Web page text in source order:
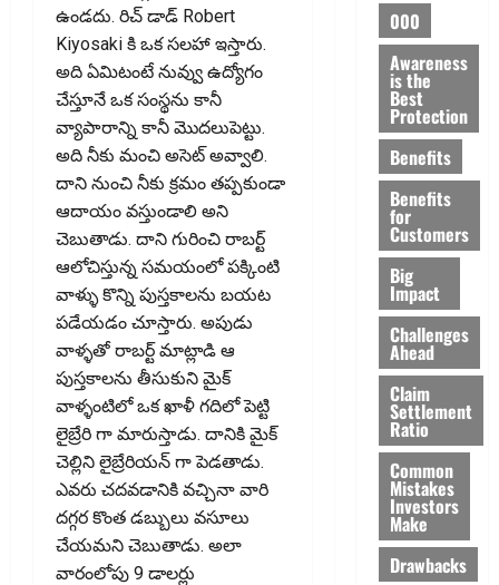
ఉండదు. రిచ్ డాడ్ Robert
Kiyosaki కి ఒక సలహా ఇస్తారు.
అది ఏమిటంటే నువ్వు ఉద్యోగం
చేస్తూనే ఒక సంస్థను కానీ
వ్యాపారాన్ని కానీ మొదలుపెట్టు.
అది నీకు మంచి అసెట్ అవ్వాలి.
దాని నుంచి నీకు క్రమం తప్పకుండా
ఆదాయం వస్తుండాలి అని
చెబుతాడు. దాని గురించి రాబర్ట్
ఆలోచిస్తున్న సమయంలో పక్కింటి
వాళ్ళు కొన్ని పుస్తకాలను బయట
పడేయడం చూస్తారు. అపుడు
వాళ్ళతో రాబర్ట్ మాట్లాడి ఆ
పుస్తకాలను తీసుకుని మైక్
వాళ్ళంటిలో ఒక ఖాళీ గదిలో పెట్టి
లైబ్రేరి గా మారుస్తాడు. దానికి మైక్
చెల్లిని లైబ్రేరియన్ గా పెడతాడు.
ఎవరు చదవడానికి వచ్చినా వారి
దగ్గర కొంత డబ్బులు వసూలు
చేయమని చెబుతాడు. అలా
వారంలోపు 9 డాలర్లు
000
Awareness
is the
Best
Protection
Benefits
Benefits
for
Customers
Big
Impact
Challenges
Ahead
Claim
Settlement
Ratio
Common
Mistakes
Investors
Make
Drawbacks